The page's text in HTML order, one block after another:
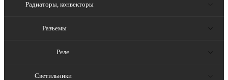
Радиаторы, конвекторы
Разъемы
Реле
Светильники